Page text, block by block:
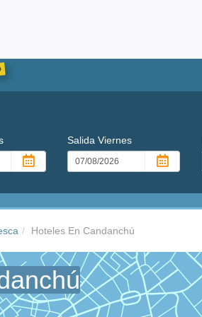
SalidaViernes
Hoteles En Candanchú